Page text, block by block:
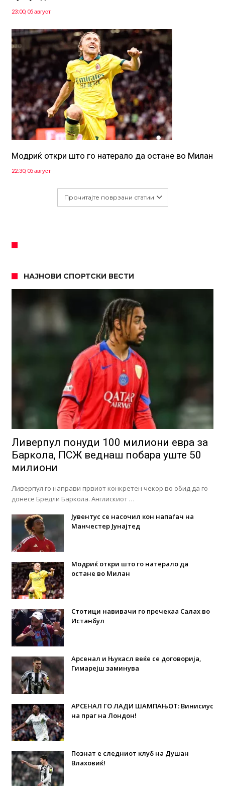
23:00, 05 август
Модриќ откри што го натерало да остане во Милан
22:30, 05 август
Прочитајте поврзани статии
НАЈНОВИ СПОРТСКИ ВЕСТИ
Ливерпул понуди 100 милиони евра за
Баркола, ПСЖ веднаш побара уште 50
милиони
Ливерпул го направи првиот конкретен чекор во обид да го
донесе Бредли Баркола. Англискиот …
Јувентус се насочил кон напаѓач на
Манчестер Јунајтед
Модриќ откри што го натерало да
остане во Милан
Стотици навивачи го пречекаа Салах во
Истанбул
Арсенал и Њукасл веќе се договорија,
Гимарејш заминува
АРСЕНАЛ ГО ЛАДИ ШАМПАЊОТ: Винисиус
на праг на Лондон!
Познат е следниот клуб на Душан
Влаховиќ!